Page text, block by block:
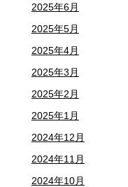
2025年6月
2025年5月
2025年4月
2025年3月
2025年2月
2025年1月
2024年12月
2024年11月
2024年10月